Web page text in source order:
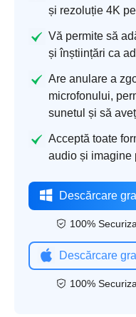
și rezoluție 4K
Vă permite să
și înștiințări ca
Are anulare a
microfonului,
sunetul și să
Acceptă toate
audio și imagine
Descărcare
100%
Descărcare
100%